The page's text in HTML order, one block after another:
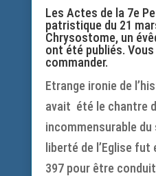
Les Actes de la 7e
patristique du 21
Chrysostome, un
ont été publiés.
commander.
Etrange ironie de
avait été le chantre
incommensurable
liberté de l’Eglise fut
397 pour être